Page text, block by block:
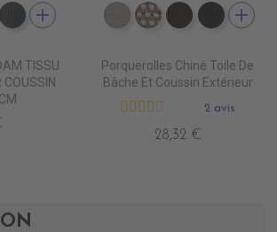
INFINI
BLANC D'ARGENT
ZEPHIR
DD5503 SMOKY
add
TISSU
COUSSIN
DD4080 MARBRE
DD4090 MARBRE
DD4220DD4470
add
Porquerolles Chiné Toile De
Bâche Et Coussin Extérieur
2 avis
28,32 €